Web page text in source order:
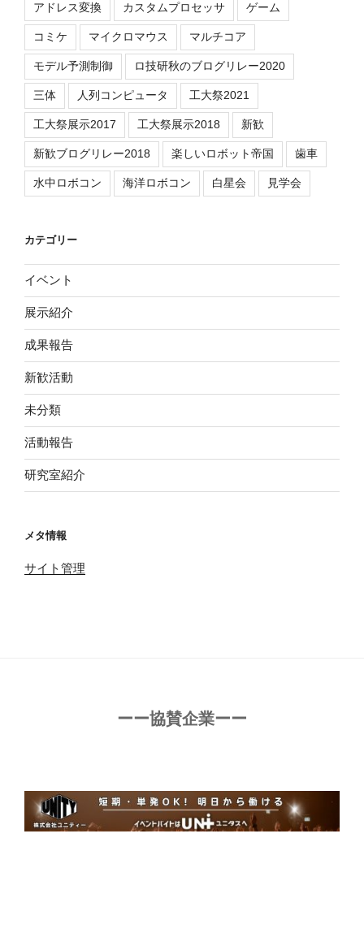
アドレス変換 カスタムプロセッサ ゲーム
コミケ マイクロマウス マルチコア
モデル予測制御 ロ技研秋のブログリレー2020
三体 人列コンピュータ 工大祭2021
工大祭展示2017 工大祭展示2018 新歓
新歓ブログリレー2018 楽しいロボット帝国 歯車
水中ロボコン 海洋ロボコン 白星会 見学会
カテゴリー
イベント
展示紹介
成果報告
新歓活動
未分類
活動報告
研究室紹介
メタ情報
サイト管理
ーー協賛企業ーー